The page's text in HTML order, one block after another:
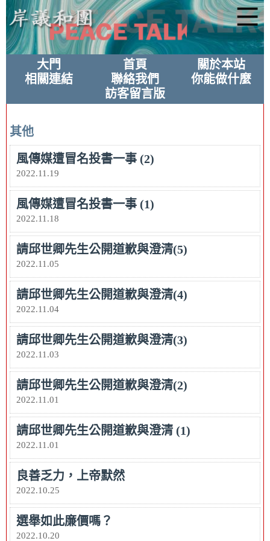
大門 首頁
關於本站
相關連結
聯絡我們
你能做什麼
訪客留言版
其他
風傳媒遭冒名投書一事 (2)
2022.11.19
風傳媒遭冒名投書一事 (1)
2022.11.18
請邱世卿先生公開道歉與澄清(5)
2022.11.05
請邱世卿先生公開道歉與澄清(4)
2022.11.04
請邱世卿先生公開道歉與澄清(3)
2022.11.03
請邱世卿先生公開道歉與澄清(2)
2022.11.01
請邱世卿先生公開道歉與澄清 (1)
2022.11.01
良善乏力，上帝默然
2022.10.25
選舉如此廉價嗎？
2022.10.20